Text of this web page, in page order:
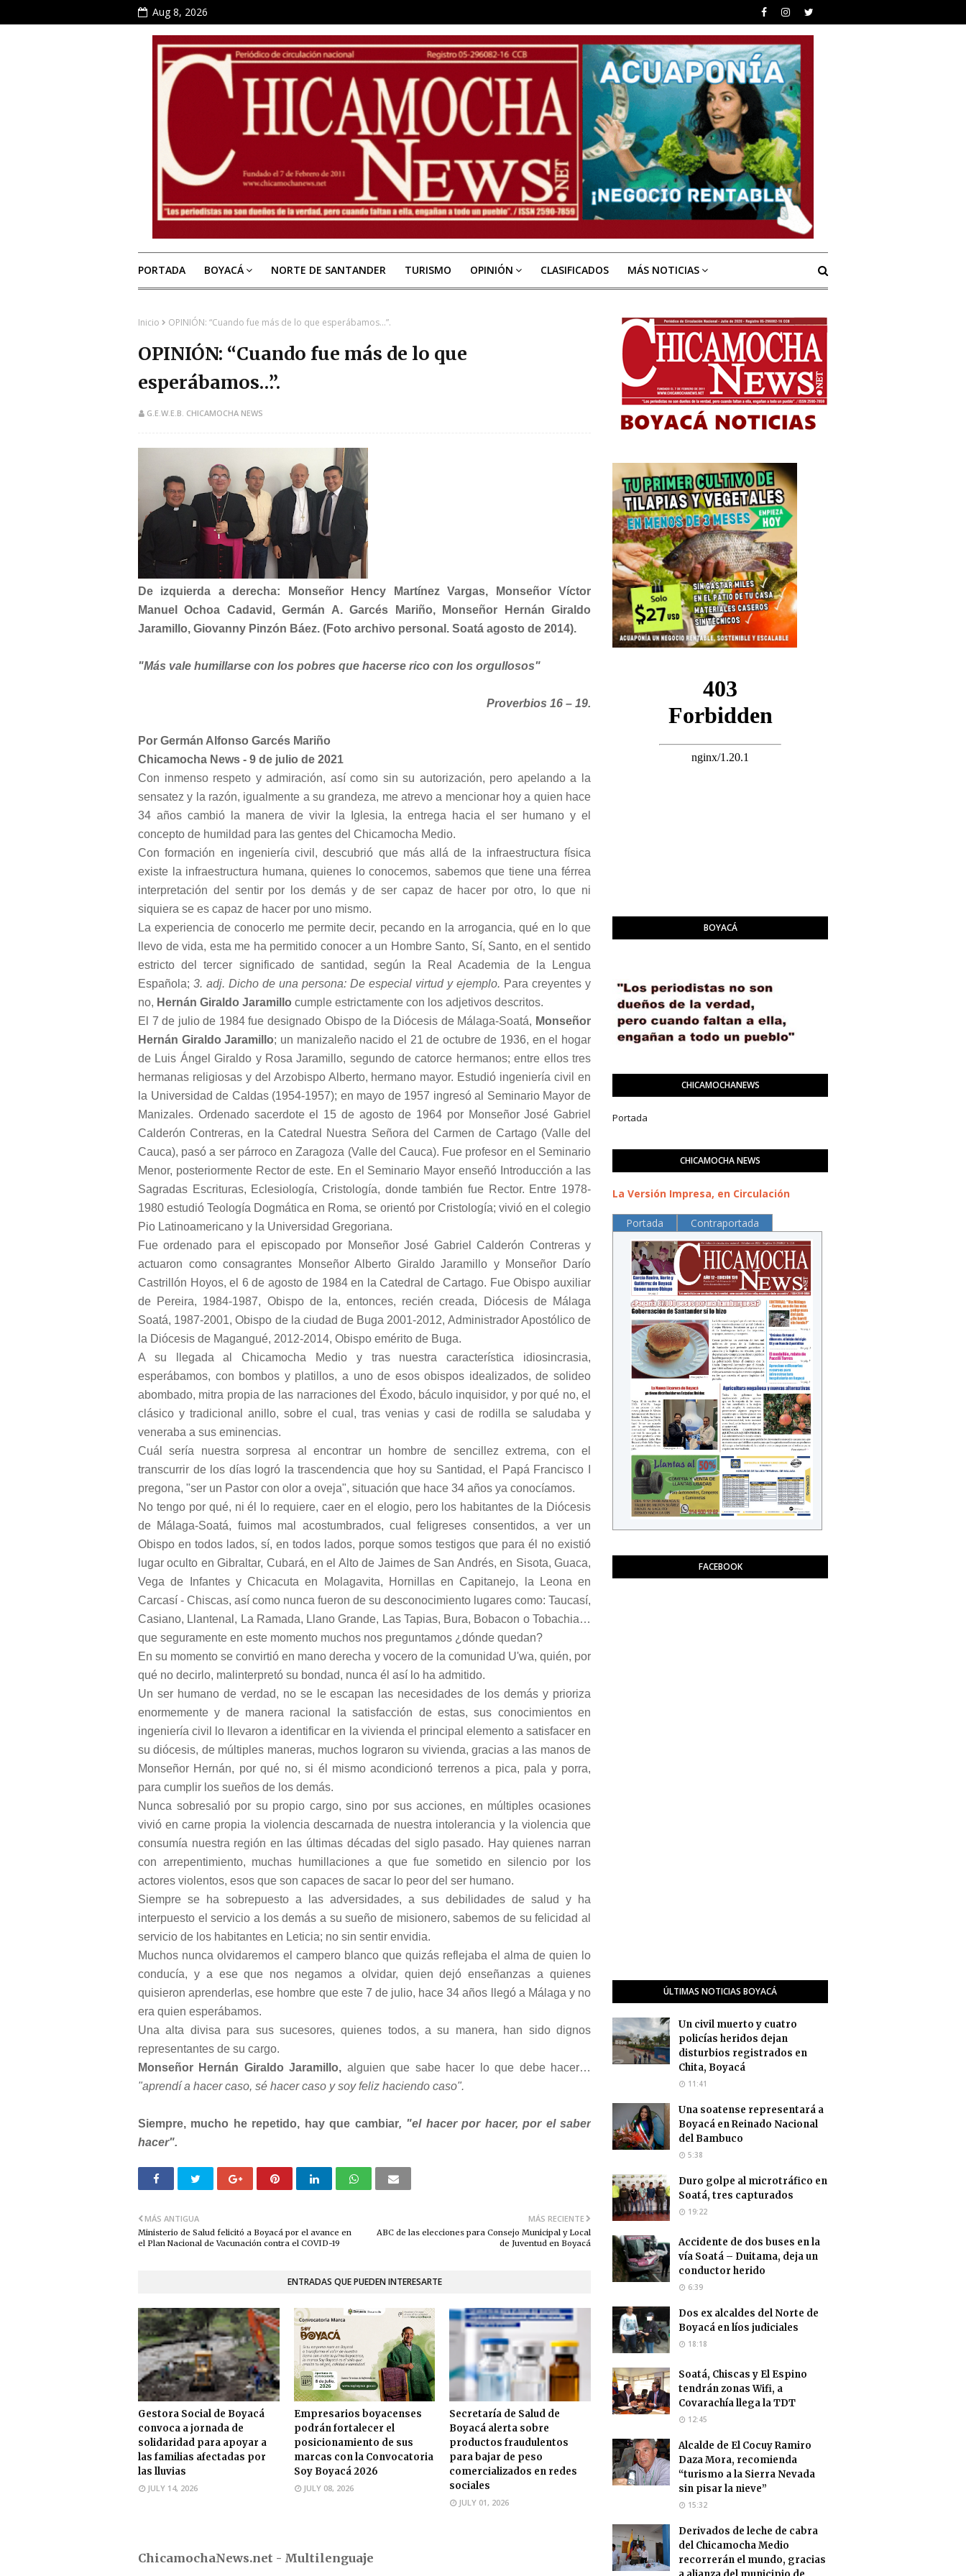
Aug 8, 2026
PORTADA BOYACÁ NORTE DE SANTANDER TURISMO OPINIÓN CLASIFICADOS MÁS NOTICIAS
Inicio OPINIÓN: “Cuando fue más de lo que esperábamos…”.
OPINIÓN: “Cuando fue más de lo que
esperábamos…”.
G.E.W.E.B. CHICAMOCHA NEWS
De izquierda a derecha: Monseñor Hency Martínez Vargas, Monseñor Víctor
Manuel Ochoa Cadavid, Germán A. Garcés Mariño, Monseñor Hernán Giraldo
Jaramillo, Giovanny Pinzón Báez. (Foto archivo personal. Soatá agosto de 2014).
"Más vale humillarse con los pobres que hacerse rico con los orgullosos"
Proverbios 16 – 19.
Por Germán Alfonso Garcés Mariño
Chicamocha News - 9 de julio de 2021
Con inmenso respeto y admiración, así como sin su autorización, pero apelando a la
sensatez y la razón, igualmente a su grandeza, me atrevo a mencionar hoy a quien hace
34 años cambió la manera de vivir la Iglesia, la entrega hacia el ser humano y el
concepto de humildad para las gentes del Chicamocha Medio.
Con formación en ingeniería civil, descubrió que más allá de la infraestructura física
existe la infraestructura humana, quienes lo conocemos, sabemos que tiene una férrea
interpretación del sentir por los demás y de ser capaz de hacer por otro, lo que ni
siquiera se es capaz de hacer por uno mismo.
La experiencia de conocerlo me permite decir, pecando en la arrogancia, qué en lo que
llevo de vida, esta me ha permitido conocer a un Hombre Santo, Sí, Santo, en el sentido
estricto del tercer significado de santidad, según la Real Academia de la Lengua
Española; 3. adj. Dicho de una persona: De especial virtud y ejemplo. Para creyentes y
no, Hernán Giraldo Jaramillo cumple estrictamente con los adjetivos descritos.
El 7 de julio de 1984 fue designado Obispo de la Diócesis de Málaga-Soatá, Monseñor
Hernán Giraldo Jaramillo; un manizaleño nacido el 21 de octubre de 1936, en el hogar
de Luis Ángel Giraldo y Rosa Jaramillo, segundo de catorce hermanos; entre ellos tres
hermanas religiosas y del Arzobispo Alberto, hermano mayor. Estudió ingeniería civil en
la Universidad de Caldas (1954-1957); en mayo de 1957 ingresó al Seminario Mayor de
Manizales. Ordenado sacerdote el 15 de agosto de 1964 por Monseñor José Gabriel
Calderón Contreras, en la Catedral Nuestra Señora del Carmen de Cartago (Valle del
Cauca), pasó a ser párroco en Zaragoza (Valle del Cauca). Fue profesor en el Seminario
Menor, posteriormente Rector de este. En el Seminario Mayor enseñó Introducción a las
Sagradas Escrituras, Eclesiología, Cristología, donde también fue Rector. Entre 1978-
1980 estudió Teología Dogmática en Roma, se orientó por Cristología; vivió en el colegio
Pio Latinoamericano y la Universidad Gregoriana.
Fue ordenado para el episcopado por Monseñor José Gabriel Calderón Contreras y
actuaron como consagrantes Monseñor Alberto Giraldo Jaramillo y Monseñor Darío
Castrillón Hoyos, el 6 de agosto de 1984 en la Catedral de Cartago. Fue Obispo auxiliar
de Pereira, 1984-1987, Obispo de la, entonces, recién creada, Diócesis de Málaga
Soatá, 1987-2001, Obispo de la ciudad de Buga 2001-2012, Administrador Apostólico de
la Diócesis de Magangué, 2012-2014, Obispo emérito de Buga.
A su llegada al Chicamocha Medio y tras nuestra característica idiosincrasia,
esperábamos, con bombos y platillos, a uno de esos obispos idealizados, de solideo
abombado, mitra propia de las narraciones del Éxodo, báculo inquisidor, y por qué no, el
clásico y tradicional anillo, sobre el cual, tras venias y casi de rodilla se saludaba y
veneraba a sus eminencias.
Cuál sería nuestra sorpresa al encontrar un hombre de sencillez extrema, con el
transcurrir de los días logró la trascendencia que hoy su Santidad, el Papá Francisco I
pregona, "ser un Pastor con olor a oveja", situación que hace 34 años ya conocíamos.
No tengo por qué, ni él lo requiere, caer en el elogio, pero los habitantes de la Diócesis
de Málaga-Soatá, fuimos mal acostumbrados, cual feligreses consentidos, a ver un
Obispo en todos lados, sí, en todos lados, porque somos testigos que para él no existió
lugar oculto en Gibraltar, Cubará, en el Alto de Jaimes de San Andrés, en Sisota, Guaca,
Vega de Infantes y Chicacuta en Molagavita, Hornillas en Capitanejo, la Leona en
Carcasí - Chiscas, así como nunca fueron de su desconocimiento lugares como: Taucasí,
Casiano, Llantenal, La Ramada, Llano Grande, Las Tapias, Bura, Bobacon o Tobachia…
que seguramente en este momento muchos nos preguntamos ¿dónde quedan?
En su momento se convirtió en mano derecha y vocero de la comunidad U'wa, quién, por
qué no decirlo, malinterpretó su bondad, nunca él así lo ha admitido.
Un ser humano de verdad, no se le escapan las necesidades de los demás y prioriza
enormemente y de manera racional la satisfacción de estas, sus conocimientos en
ingeniería civil lo llevaron a identificar en la vivienda el principal elemento a satisfacer en
su diócesis, de múltiples maneras, muchos lograron su vivienda, gracias a las manos de
Monseñor Hernán, por qué no, si él mismo acondicionó terrenos a pica, pala y porra,
para cumplir los sueños de los demás.
Nunca sobresalió por su propio cargo, sino por sus acciones, en múltiples ocasiones
vivió en carne propia la violencia descarnada de nuestra intolerancia y la violencia que
consumía nuestra región en las últimas décadas del siglo pasado. Hay quienes narran
con arrepentimiento, muchas humillaciones a que fue sometido en silencio por los
actores violentos, esos que son capaces de sacar lo peor del ser humano.
Siempre se ha sobrepuesto a las adversidades, a sus debilidades de salud y ha
interpuesto el servicio a los demás a su sueño de misionero, sabemos de su felicidad al
servicio de los habitantes en Leticia; no sin sentir envidia.
Muchos nunca olvidaremos el campero blanco que quizás reflejaba el alma de quien lo
conducía, y a ese que nos negamos a olvidar, quien dejó enseñanzas a quienes
quisieron aprenderlas, ese hombre que este 7 de julio, hace 34 años llegó a Málaga y no
era quien esperábamos.
Una alta divisa para sus sucesores, quienes todos, a su manera, han sido dignos
representantes de su cargo.
Monseñor Hernán Giraldo Jaramillo, alguien que sabe hacer lo que debe hacer…
"aprendí a hacer caso, sé hacer caso y soy feliz haciendo caso".
Siempre, mucho he repetido, hay que cambiar, "el hacer por hacer, por el saber
hacer".
MÁS RECIENTE
ABC de las elecciones para Consejo Municipal y Local
de Juventud en Boyacá
MÁS ANTIGUA
Ministerio de Salud felicitó a Boyacá por el avance en
el Plan Nacional de Vacunación contra el COVID-19
ENTRADAS QUE PUEDEN INTERESARTE
Gestora Social de Boyacá
convoca a jornada de
solidaridad para apoyar a
las familias afectadas por
las lluvias
JULY 14, 2026
Empresarios boyacenses
podrán fortalecer el
posicionamiento de sus
marcas con la Convocatoria
Soy Boyacá 2026
JULY 08, 2026
Secretaría de Salud de
Boyacá alerta sobre
productos fraudulentos
para bajar de peso
comercializados en redes
sociales
JULY 01, 2026
ChicamochaNews.net - Multilenguaje
BOYACÁ
CHICAMOCHANEWS
Portada
CHICAMOCHA NEWS
La Versión Impresa, en Circulación
Portada Contraportada
FACEBOOK
ÚLTIMAS NOTICIAS BOYACÁ
Un civil muerto y cuatro
policías heridos dejan
disturbios registrados en
Chita, Boyacá
11:41
Una soatense representará a
Boyacá en Reinado Nacional
del Bambuco
5:38
Duro golpe al microtráfico en
Soatá, tres capturados
19:22
Accidente de dos buses en la
vía Soatá – Duitama, deja un
conductor herido
6:39
Dos ex alcaldes del Norte de
Boyacá en líos judiciales
18:18
Soatá, Chiscas y El Espino
tendrán zonas Wifi, a
Covarachía llega la TDT
12:45
Alcalde de El Cocuy Ramiro
Daza Mora, recomienda
“turismo a la Sierra Nevada
sin pisar la nieve”
15:32
Derivados de leche de cabra
del Chicamocha Medio
recorrerán el mundo, gracias